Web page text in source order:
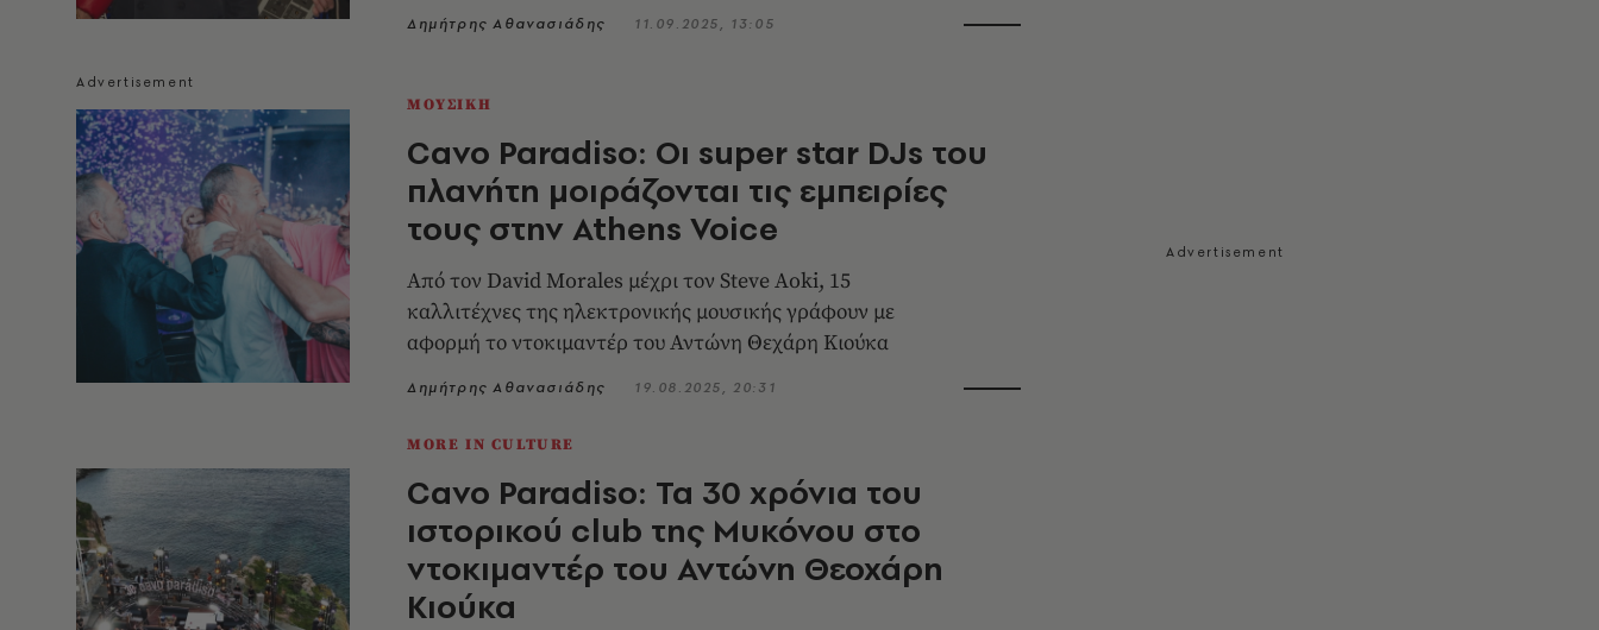
Δημήτρης Αθανασιάδης 11.09.2025, 13:05
ΜΟΥΣΙΚΗ
Cavo Paradiso: Οι super star DJs του
πλανήτη μοιράζονται τις εμπειρίες
τους στην Athens Voice
Από τον David Morales μέχρι τον Steve Aoki, 15
καλλιτέχνες της ηλεκτρονικής μουσικής γράφουν με
αφορμή το ντοκιμαντέρ του Αντώνη Θεχάρη Κιούκα
Δημήτρης Αθανασιάδης 19.08.2025, 20:31
MORE IN CULTURE
Cavo Paradiso: Τα 30 χρόνια του
ιστορικού club της Μυκόνου στο
ντοκιμαντέρ του Αντώνη Θεοχάρη
Κιούκα